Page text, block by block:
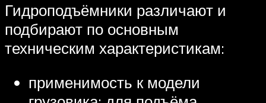
Гидроподъёмники различают и
подбирают по основным
техническим характеристикам:
применимость к модели